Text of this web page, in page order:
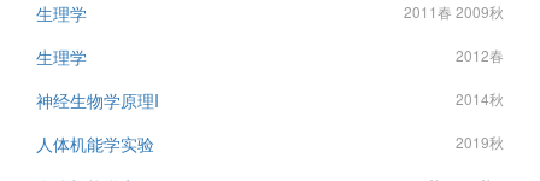
生理学 2011春 2009秋
生理学 2012春
神经生物学原理I 2014秋
人体机能学实验 2019秋